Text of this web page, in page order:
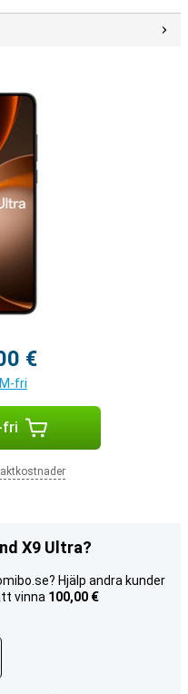
€
fri
fri
X9 Ultra?
Hjälp andra kunder
vinna 100,00 €